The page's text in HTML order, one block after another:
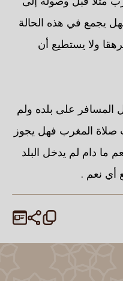
يجمع في هذه الحالة
ولا يستطيع أن
المسافر على بلده ولم
صلاة المغرب فهل يجوز
ما دام لم يدخل البلد
أي نعم .